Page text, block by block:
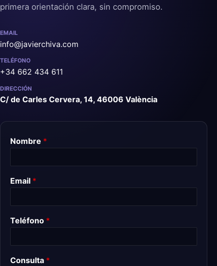
primera orientación clara, sin compromiso.
EMAIL
info@javierchiva.com
TELÉFONO
+34 662 434 611
DIRECCIÓN
C/ de Carles Cervera, 14, 46006 València
Nombre *
Email *
Teléfono *
Consulta *